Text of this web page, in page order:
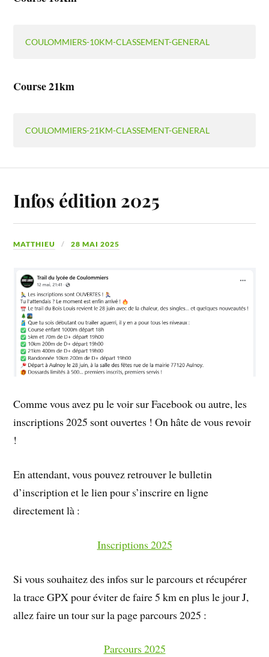
COULOMMIERS-10KM-CLASSEMENT-GENERAL
Course 21km
COULOMMIERS-21KM-CLASSEMENT-GENERAL
Infos édition 2025
MATTHIEU 28 MAI 2025
Comme vous avez pu le voir sur Facebook ou autre, les
inscriptions 2025 sont ouvertes ! On hâte de vous revoir
!
En attendant, vous pouvez retrouver le bulletin
d’inscription et le lien pour s’inscrire en ligne
directement là :
Inscriptions 2025
Si vous souhaitez des infos sur le parcours et récupérer
la trace GPX pour éviter de faire 5 km en plus le jour J,
allez faire un tour sur la page parcours 2025 :
Parcours 2025